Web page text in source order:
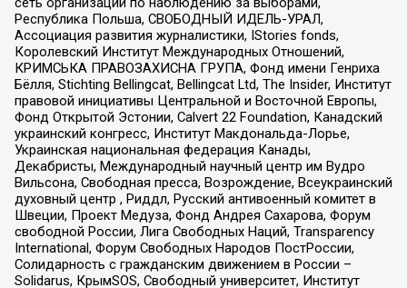
Республика Польша, СВОБОДНЫЙ ИДЕЛЬ-УРАЛ,
Ассоциация развития журналистики, IStories fonds,
Королевский Институт Международных Отношений,
КРИМСЬКА ПРАВОЗАХИСНА ГРУПА, Фонд имени Генриха
Бёлля, Stichting Bellingcat, Bellingcat Ltd, The Insider, Институт
правовой инициативы Центральной и Восточной Европы,
Фонд Открытой Эстонии, Calvert 22 Foundation, Канадский
украинский конгресс, Институт Макдональда-Лорье,
Украинская национальная федерация Канады,
Декабристы, Международный научный центр им Вудро
Вильсона, Свободная пресса, Возрождение, Всеукраинский
духовный центр , Риддл, Русский антивоенный комитет в
Швеции, Проект Медуза, Фонд Андрея Сахарова, Форум
свободной России, Лига Свободных Наций, Transparеncy
International, Форум Свободных Народов ПостРоссии,
Солидарность с гражданским движением в России –
Solidarus, КрымSOS, Свободный университет, Институт